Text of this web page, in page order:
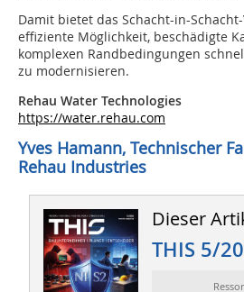
Damit bietet das Schacht-in-
effiziente Möglichkeit, beschädigte
komplexen Randbedingungen
zu modernisieren.
Rehau Water Technologies
https://water.rehau.com
Yves Hamann, Technischer
Rehau Industries
Dieser
THIS 5/